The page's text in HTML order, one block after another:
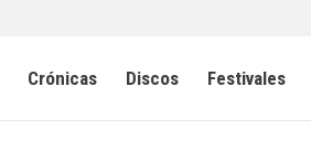
Crónicas Discos Festivales